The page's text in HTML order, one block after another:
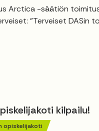
Arctica -säätiön
"Terveiset DASin
kilpailu!
opiskelijakoti